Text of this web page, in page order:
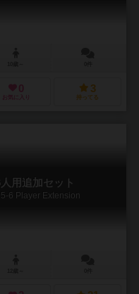
0
お気に入り
3
持ってる
用追加セット
6 Player Extension